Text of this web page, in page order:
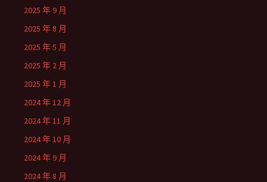
2025 年 9 月
2025 年 8 月
2025 年 5 月
2025 年 2 月
2025 年 1 月
2024 年 12 月
2024 年 11 月
2024 年 10 月
2024 年 9 月
2024 年 8 月